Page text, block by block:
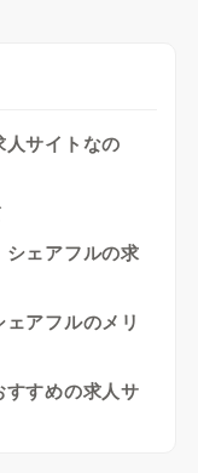
サイトなの
ェアフルの求
アフルのメリ
すめの求人サ